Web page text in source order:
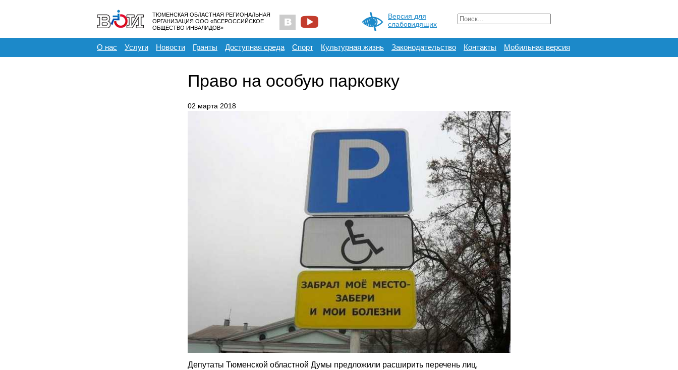
ТЮМЕНСКАЯ ОБЛАСТНАЯ РЕГИОНАЛЬНАЯ
ОРГАНИЗАЦИЯ ООО «ВСЕРОССИЙСКОЕ
ОБЩЕСТВО ИНВАЛИДОВ»
Версия для
слабовидящих
О нас Услуги Новости Гранты Доступная среда Спорт Культурная жизнь Законодательство Контакты Мобильная версия
Право на особую парковку
02 марта 2018
Депутаты Тюменской областной Думы предложили расширить перечень лиц,